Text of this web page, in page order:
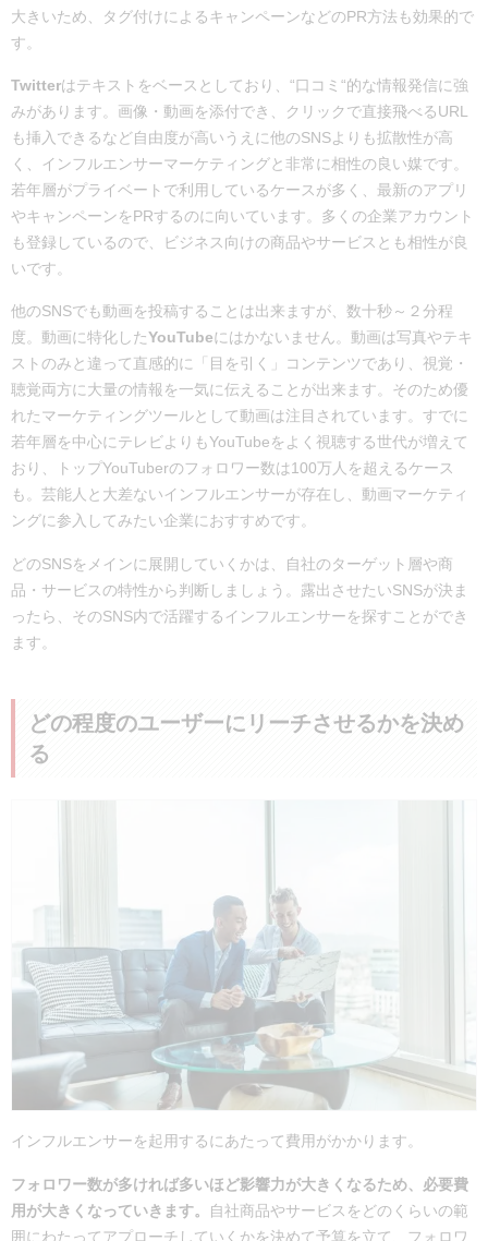
大きいため、タグ付けによるキャンペーンなどのPR方法も効果的で
す。
Twitterはテキストをベースとしており、“口コミ“的な情報発信に強
みがあります。画像・動画を添付でき、クリックで直接飛べるURL
も挿入できるなど自由度が高いうえに他のSNSよりも拡散性が高
く、インフルエンサーマーケティングと非常に相性の良い媒です。
若年層がプライベートで利用しているケースが多く、最新のアプリ
やキャンペーンをPRするのに向いています。多くの企業アカウント
も登録しているので、ビジネス向けの商品やサービスとも相性が良
いです。
他のSNSでも動画を投稿することは出来ますが、数十秒～２分程
度。動画に特化したYouTubeにはかないません。動画は写真やテキ
ストのみと違って直感的に「目を引く」コンテンツであり、視覚・
聴覚両方に大量の情報を一気に伝えることが出来ます。そのため優
れたマーケティングツールとして動画は注目されています。すでに
若年層を中心にテレビよりもYouTubeをよく視聴する世代が増えて
おり、トップYouTuberのフォロワー数は100万人を超えるケース
も。芸能人と大差ないインフルエンサーが存在し、動画マーケティ
ングに参入してみたい企業におすすめです。
どのSNSをメインに展開していくかは、自社のターゲット層や商
品・サービスの特性から判断しましょう。露出させたいSNSが決ま
ったら、そのSNS内で活躍するインフルエンサーを探すことができ
ます。
どの程度のユーザーにリーチさせるかを決め
る
インフルエンサーを起用するにあたって費用がかかります。
フォロワー数が多ければ多いほど影響力が大きくなるため、必要費
用が大きくなっていきます。
自社商品やサービスをどのくらいの範
囲にわたってアプローチしていくかを決めて予算を立て、フォロワ